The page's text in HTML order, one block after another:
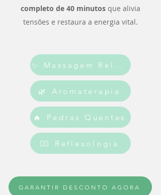
completo de 40 minutos que alivia
tensões e restaura a energia vital.
✨ Massagem Relaxante
🌿 Aromaterapia
🔥 Pedras Quentes
💆‍♀️ Reflexologia
GARANTIR DESCONTO AGORA